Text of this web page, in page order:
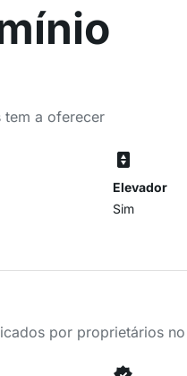
tem a oferecer
Elevador
Sim
por proprietários